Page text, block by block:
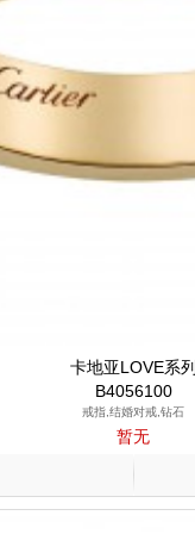
卡地亚LOVE系列
B4056100
戒指,结婚对戒,钻石
暂无